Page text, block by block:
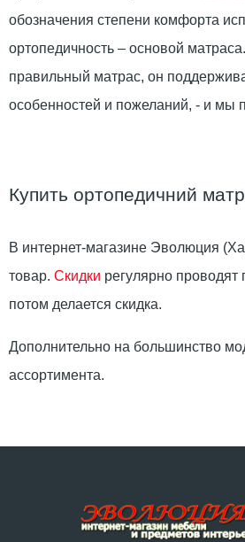
обозначения степени комфорта
ортопедичность – основой
правильный матрас, он
особенностей и пожеланий, - и
Купить ортопедичний
В интернет-магазине Эволюция
товар. Скидки регулярно проводят
потом делается скидка.
Дополнительно на большинство
ассортимента.